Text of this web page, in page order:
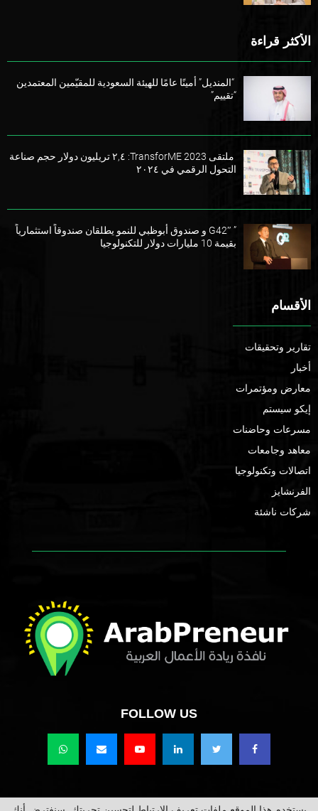
الأكثر قراءة
“المنديل” أمينًا عامًا للهيئة السعودية للمقيّمين المعتمدين
“تقييم”
ملتقى TransforME 2023: ٢,٤ تريليون دولار حجم صناعة
التحول الرقمي في ٢٠٢٤
” G42″ و صندوق أبوظبي للنمو يطلقان صندوقاً استثمارياً
بقيمة 10 مليارات دولار للتكنولوجيا
الأقسام
تقارير وتحقيقات
أخبار
معارض ومؤتمرات
إيكو سيستم
مسرعات وحاضنات
معاهد وجامعات
اتصالات وتكنولوجيا
الفرنشايز
شركات ناشئة
FOLLOW US